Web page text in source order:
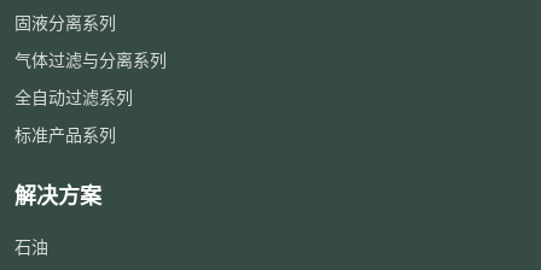
固液分离系列
气体过滤与分离系列
全自动过滤系列
标准产品系列
解决方案
石油